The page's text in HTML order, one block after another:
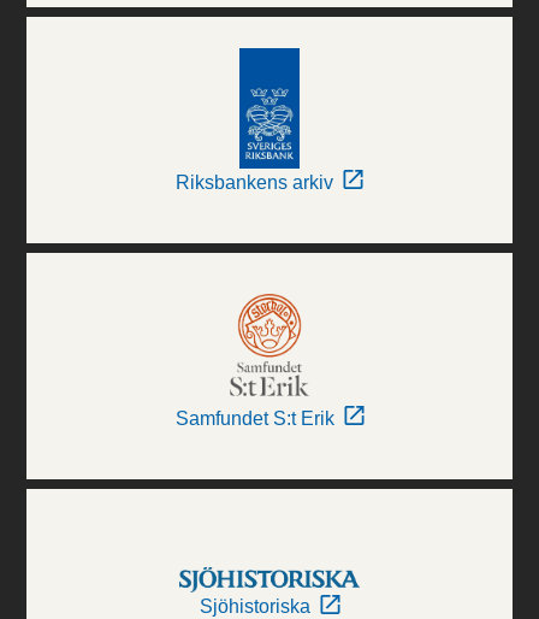
Riksbankens arkiv
Samfundet S:t Erik
Sjöhistoriska